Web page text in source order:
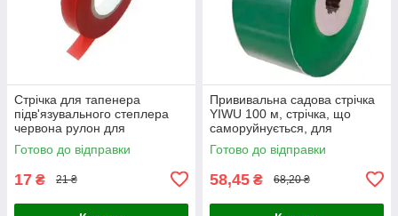
Стрічка для тапенера
підв'язувального степлера
червона рулон для
підв'язування садових
високорослих рослин
Готово до відправки
17 ₴ 21 ₴
Прививальна садова стрічка
YIWU 100 м, стрічка, що
саморуйнується, для
привівок дерев Садова плівка
для щеплення
Готово до відправки
58,45 ₴ 68,20 ₴